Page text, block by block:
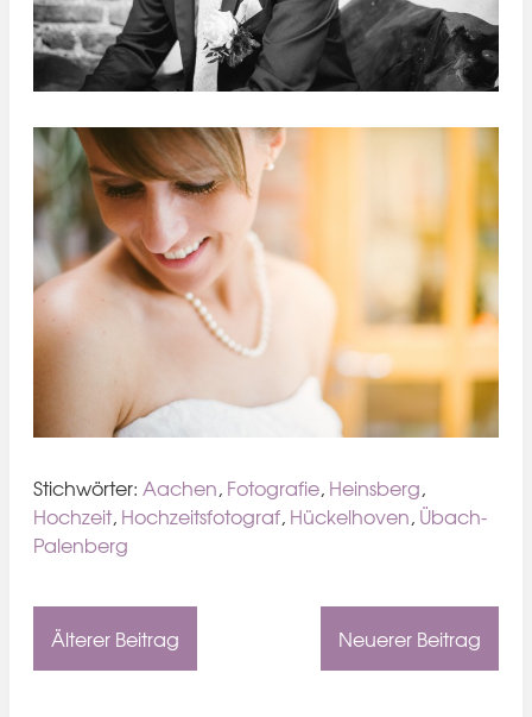
Stichwörter: Aachen, Fotografie, Heinsberg,
Hochzeit, Hochzeitsfotograf, Hückelhoven, Übach-
Palenberg
Älterer Beitrag Neuerer Beitrag